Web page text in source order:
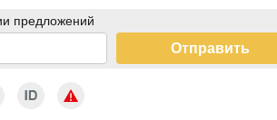
предложений
Отправить